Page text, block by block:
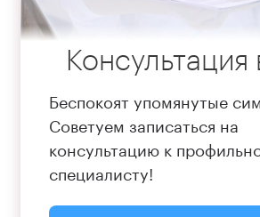
Консультация
Беспокоят упомянутые
Советуем записаться на
консультацию к
специалисту!